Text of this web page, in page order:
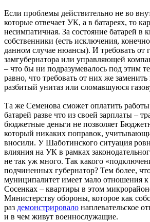
Если проблемы действительно не во
которые отвечает УК, а в батареях, то
несимпатичная. За состояние батарей в
собственники (есть исключения,
данном случае нюансы). И требовать от
замгубернатора или управляющей
– что бы ни подразумевалось под этим
равно, что требовать от них же
разбитый унитаз или сломавшуюся
Та же Семенова сможет оплатить
батарей разве что из своей зарплаты –
бюджетные деньги не позволяет
который никаких поправок,
вносили. У Шаботинского ситуация
влияния на УК в рамках
не так уж много. Так какого
подчиненных губернатор? Тем более,
муниципалитет имеет мало отношения
Сосенках – квартиры в этом
Министерству обороны, которое как
раз демонстрировало наплевательское
и в чем живут военнослужащие.